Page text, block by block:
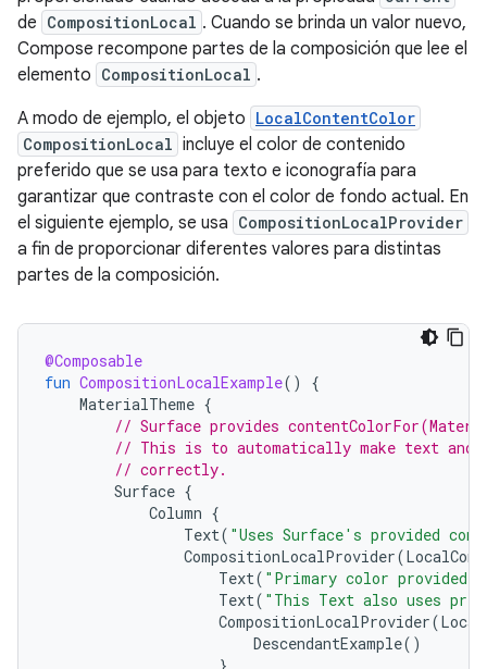
de CompositionLocal . Cuando se brinda un valor nuevo,
Compose recompone partes de la composición que lee el
elemento CompositionLocal .
A modo de ejemplo, el objeto LocalContentColor
CompositionLocal incluye el color de contenido
preferido que se usa para texto e iconografía para
garantizar que contraste con el color de fondo actual. En
el siguiente ejemplo, se usa CompositionLocalProvider
a fin de proporcionar diferentes valores para distintas
partes de la composición.
@Composable
fun CompositionLocalExample()
{
MaterialTheme {
// Surface provides
// This is to automatically make text and
// correctly.
Surface {
Column {
Text( "Uses Surface's provided
CompositionLocalProvider(
Text( "Primary color provided
Text( "This Text also uses
CompositionLocalProvider(
DescendantExample()